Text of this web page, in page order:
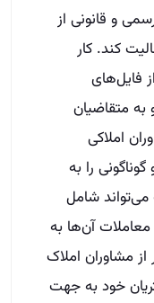
و قانونی از
کند. کار
فایل‌های
به متقاضیان
املاکی
را به
شامل
آن‌ها به
مشاوران املاک
خود به جهت